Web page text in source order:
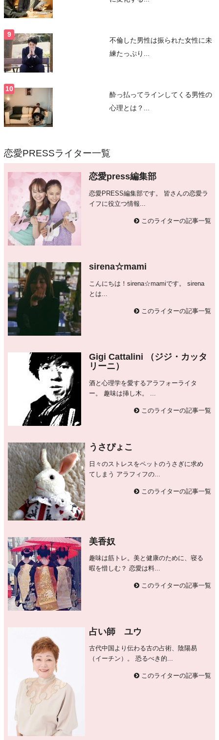
不倫した男性は振られた女性に未
練たっぷり...
酔っ払ってラインしてくる男性の
心理とは？...
恋愛PRESSライター一覧
恋愛press編集部
恋愛PRESS編集部です。 皆さんの恋愛ラ
イフに役立つ情報...
このライターの記事一覧
sirena☆mami
こんにちは！sirena☆mamiです。 sirena
とは...
このライターの記事一覧
Gigi Cattalini （ジジ・カッタ
リーニ）
酒と心理学を愛するアラフォーライタ
ー。 趣味は挿し木。 ...
このライターの記事一覧
うさぴょこ
日々のストレスをペットのうさぎに求め
てしまう アラフィフの...
このライターの記事一覧
美香奴
趣味は筋トレ。美と健康のために、寝る
暇を惜しむ？ 恋愛は料...
このライターの記事一覧
占い師 ユウ
古代中国より伝わる古の占術、陰陽易
（イーチン）。 恐るべき的...
このライターの記事一覧